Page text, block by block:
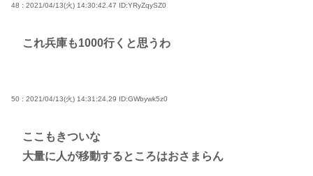
48 : 2021/04/13(火) 14:30:42.47 ID:YRyZqySZ0
これ兵庫も1000行くと思うわ
50 : 2021/04/13(火) 14:31:24.29 ID:GWbywk5z0
ここもきついな
大量に人が移動するところはおさまらん